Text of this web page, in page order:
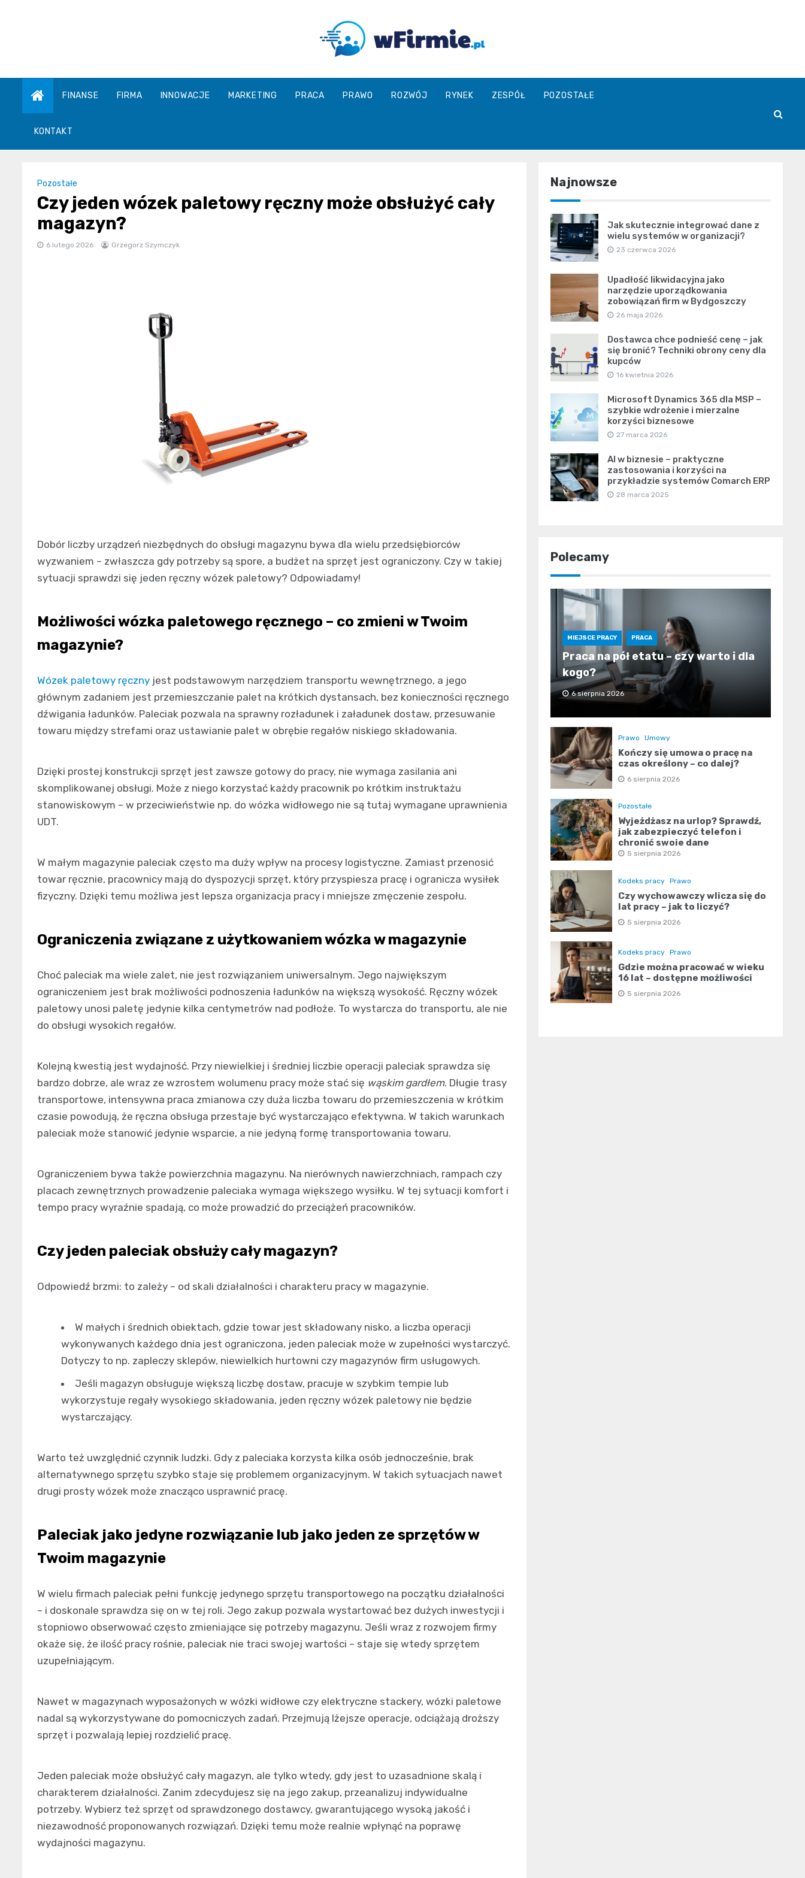
Wfirmie.pl
FINANSE FIRMA INNOWACJE MARKETING PRACA PRAWO ROZWÓJ RYNEK ZESPÓŁ POZOSTAŁE
KONTAKT
Pozostałe
Czy jeden wózek paletowy ręczny może obsłużyć cały
magazyn?
6 lutego 2026 Grzegorz Szymczyk
Dobór liczby urządzeń niezbędnych do obsługi magazynu bywa dla wielu przedsiębiorców
wyzwaniem – zwłaszcza gdy potrzeby są spore, a budżet na sprzęt jest ograniczony. Czy w takiej
sytuacji sprawdzi się jeden ręczny wózek paletowy? Odpowiadamy!
Możliwości wózka paletowego ręcznego – co zmieni w Twoim
magazynie?
Wózek paletowy ręczny jest podstawowym narzędziem transportu wewnętrznego, a jego
głównym zadaniem jest przemieszczanie palet na krótkich dystansach, bez konieczności ręcznego
dźwigania ładunków. Paleciak pozwala na sprawny rozładunek i załadunek dostaw, przesuwanie
towaru między strefami oraz ustawianie palet w obrębie regałów niskiego składowania.
Dzięki prostej konstrukcji sprzęt jest zawsze gotowy do pracy, nie wymaga zasilania ani
skomplikowanej obsługi. Może z niego korzystać każdy pracownik po krótkim instruktażu
stanowiskowym – w przeciwieństwie np. do wózka widłowego nie są tutaj wymagane uprawnienia
UDT.
W małym magazynie paleciak często ma duży wpływ na procesy logistyczne. Zamiast przenosić
towar ręcznie, pracownicy mają do dyspozycji sprzęt, który przyspiesza pracę i ogranicza wysiłek
fizyczny. Dzięki temu możliwa jest lepsza organizacja pracy i mniejsze zmęczenie zespołu.
Ograniczenia związane z użytkowaniem wózka w magazynie
Choć paleciak ma wiele zalet, nie jest rozwiązaniem uniwersalnym. Jego największym
ograniczeniem jest brak możliwości podnoszenia ładunków na większą wysokość. Ręczny wózek
paletowy unosi paletę jedynie kilka centymetrów nad podłoże. To wystarcza do transportu, ale nie
do obsługi wysokich regałów.
Kolejną kwestią jest wydajność. Przy niewielkiej i średniej liczbie operacji paleciak sprawdza się
bardzo dobrze, ale wraz ze wzrostem wolumenu pracy może stać się wąskim gardłem. Długie trasy
transportowe, intensywna praca zmianowa czy duża liczba towaru do przemieszczenia w krótkim
czasie powodują, że ręczna obsługa przestaje być wystarczająco efektywna. W takich warunkach
paleciak może stanowić jedynie wsparcie, a nie jedyną formę transportowania towaru.
Ograniczeniem bywa także powierzchnia magazynu. Na nierównych nawierzchniach, rampach czy
placach zewnętrznych prowadzenie paleciaka wymaga większego wysiłku. W tej sytuacji komfort i
tempo pracy wyraźnie spadają, co może prowadzić do przeciążeń pracowników.
Czy jeden paleciak obsłuży cały magazyn?
Odpowiedź brzmi: to zależy – od skali działalności i charakteru pracy w magazynie.
W małych i średnich obiektach, gdzie towar jest składowany nisko, a liczba operacji
wykonywanych każdego dnia jest ograniczona, jeden paleciak może w zupełności wystarczyć.
Dotyczy to np. zapleczy sklepów, niewielkich hurtowni czy magazynów firm usługowych.
Jeśli magazyn obsługuje większą liczbę dostaw, pracuje w szybkim tempie lub
wykorzystuje regały wysokiego składowania, jeden ręczny wózek paletowy nie będzie
wystarczający.
Warto też uwzględnić czynnik ludzki. Gdy z paleciaka korzysta kilka osób jednocześnie, brak
alternatywnego sprzętu szybko staje się problemem organizacyjnym. W takich sytuacjach nawet
drugi prosty wózek może znacząco usprawnić pracę.
Paleciak jako jedyne rozwiązanie lub jako jeden ze sprzętów w
Twoim magazynie
W wielu firmach paleciak pełni funkcję jedynego sprzętu transportowego na początku działalności
– i doskonale sprawdza się on w tej roli. Jego zakup pozwala wystartować bez dużych inwestycji i
stopniowo obserwować często zmieniające się potrzeby magazynu. Jeśli wraz z rozwojem firmy
okaże się, że ilość pracy rośnie, paleciak nie traci swojej wartości – staje się wtedy sprzętem
uzupełniającym.
Nawet w magazynach wyposażonych w wózki widłowe czy elektryczne stackery, wózki paletowe
nadal są wykorzystywane do pomocniczych zadań. Przejmują lżejsze operacje, odciążają droższy
sprzęt i pozwalają lepiej rozdzielić pracę.
Jeden paleciak może obsłużyć cały magazyn, ale tylko wtedy, gdy jest to uzasadnione skalą i
charakterem działalności. Zanim zdecydujesz się na jego zakup, przeanalizuj indywidualne
potrzeby. Wybierz też sprzęt od sprawdzonego dostawcy, gwarantującego wysoką jakość i
niezawodność proponowanych rozwiązań. Dzięki temu może realnie wpłynąć na poprawę
wydajności magazynu.
Najnowsze
Jak skutecznie integrować dane z
wielu systemów w organizacji?
23 czerwca 2026
Upadłość likwidacyjna jako
narzędzie uporządkowania
zobowiązań firm w Bydgoszczy
26 maja 2026
Dostawca chce podnieść cenę – jak
się bronić? Techniki obrony ceny dla
kupców
16 kwietnia 2026
Microsoft Dynamics 365 dla MSP –
szybkie wdrożenie i mierzalne
korzyści biznesowe
27 marca 2026
AI w biznesie – praktyczne
zastosowania i korzyści na
przykładzie systemów Comarch ERP
28 marca 2025
Polecamy
MIEJSCE PRACY PRACA
Praca na pół etatu – czy warto i dla
kogo?
6 sierpnia 2026
Prawo Umowy
Kończy się umowa o pracę na
czas określony – co dalej?
6 sierpnia 2026
Pozostałe
Wyjeżdżasz na urlop? Sprawdź,
jak zabezpieczyć telefon i
chronić swoje dane
5 sierpnia 2026
Kodeks pracy Prawo
Czy wychowawczy wlicza się do
lat pracy – jak to liczyć?
5 sierpnia 2026
Kodeks pracy Prawo
Gdzie można pracować w wieku
16 lat – dostępne możliwości
5 sierpnia 2026